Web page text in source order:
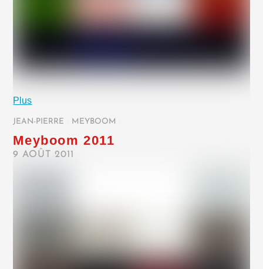
Plus
JEAN-PIERRE MEYBOOM
Meyboom 2011
9 AOÛT 2011